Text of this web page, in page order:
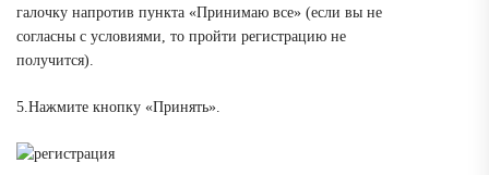
галочку напротив пункта «Принимаю все» (если вы не
согласны с условиями, то пройти регистрацию не
получится).
5.Нажмите кнопку «Принять».